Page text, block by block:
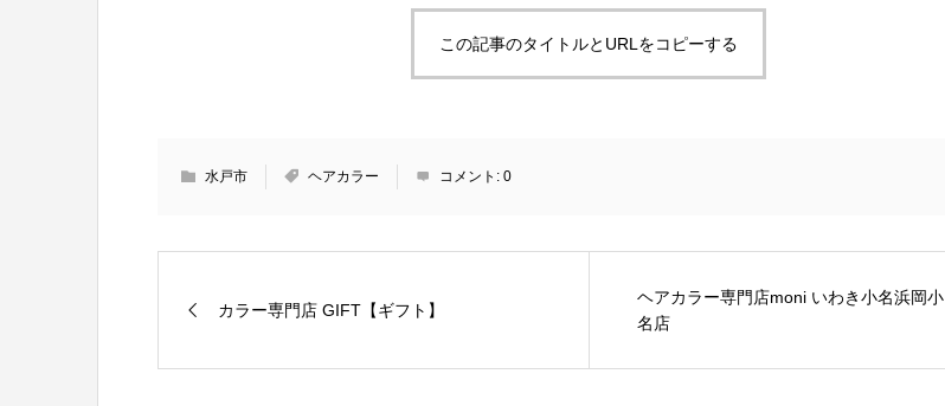
この記事のタイトルとURLをコピーする
水戸市 ヘアカラー コメント: 0
カラー専門店 GIFT【ギフト】
ヘアカラー専門店moni いわき小名浜岡小
名店